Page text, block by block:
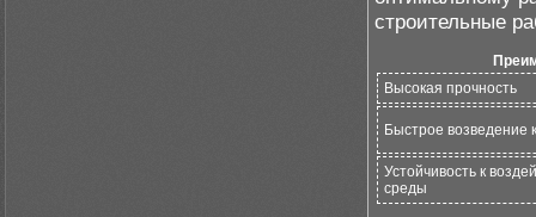
строительные
Высокая прочность
Быстрое возведение
Устойчивость к
среды